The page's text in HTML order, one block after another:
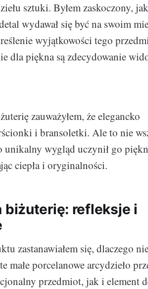
sztuki. Byłem zaskoczony,
wydawał się być na swoim
wyjątkowości tego
dla piękna są zdecydowanie
zauważyłem, że elegancko
i bransoletki. Ale to nie
unikalny wygląd uczynił go
ciepła i oryginalności.
biżuterię: refleksje i
zastanawiałem się, dlaczego
małe porcelanowe arcydzieło
przedmiot, jak i element